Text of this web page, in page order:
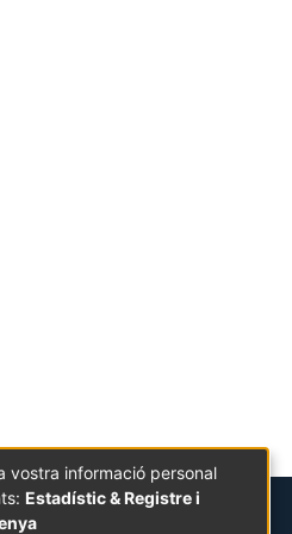
vostra informació personal
Estadístic & Registre i